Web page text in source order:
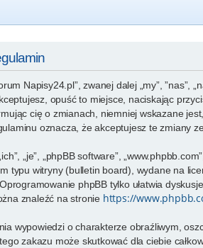
Napisy24.pl”, zwanej dalej „my”, ”nas”,
opuść to miejsce, naciskając
cię o zmianach, niemniej wskazane
oznacza, że akceptujesz te zmiany
„je”, „phpBB software”,
typu witryny (bulletin board), wydane na
. Oprogramowanie phpBB tylko ułatwia
znaleźć na stronie https://
wypowiedzi o charakterze obraźliwym,
zakazu może skutkować dla ciebie